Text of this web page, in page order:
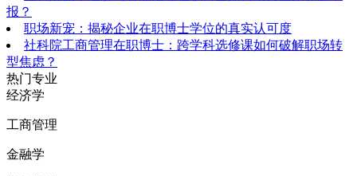
报？
职场新宠：揭秘企业在职博士学位的真实认可度
社科院工商管理在职博士：跨学科选修课如何破解职场转
型焦虑？
热门专业
经济学
工商管理
金融学